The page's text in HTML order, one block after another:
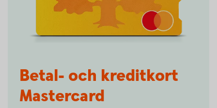
Betal- och kreditkort
Mastercard